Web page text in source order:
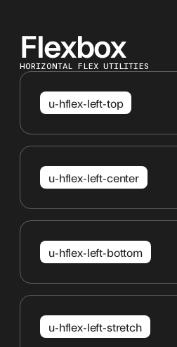
Flexbox
HORIZONTAL FLEX UTILITIES
u-hflex-left-top
u-hflex-left-center
u-hflex-left-bottom
u-hflex-left-stretch